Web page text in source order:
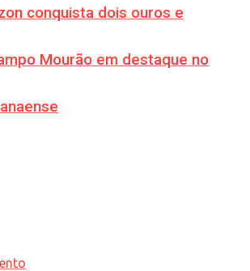
conquista dois ouros e
Mourão em destaque no